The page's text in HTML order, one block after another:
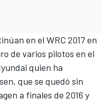
en el WRC 2017en
de varios pilotos en el
quien ha
que se quedó sin
a finales de 2016 y